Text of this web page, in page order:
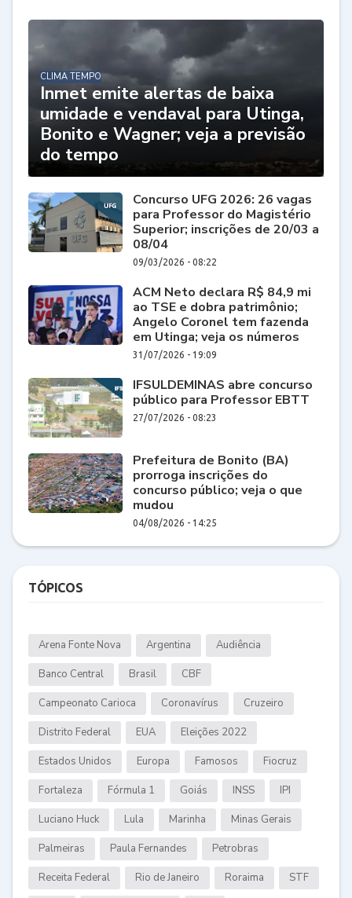
CLIMA TEMPO
Inmet emite alertas de baixa
umidade e vendaval para Utinga,
Bonito e Wagner; veja a previsão
do tempo
Concurso UFG 2026: 26 vagas
para Professor do Magistério
Superior; inscrições de 20/03 a
08/04
09/03/2026 - 08:22
ACM Neto declara R$ 84,9 mi
ao TSE e dobra patrimônio;
Angelo Coronel tem fazenda
em Utinga; veja os números
31/07/2026 - 19:09
IFSULDEMINAS abre concurso
público para Professor EBTT
27/07/2026 - 08:23
Prefeitura de Bonito (BA)
prorroga inscrições do
concurso público; veja o que
mudou
04/08/2026 - 14:25
TÓPICOS
Arena Fonte Nova Argentina Audiência
Banco Central Brasil CBF
Campeonato Carioca Coronavírus Cruzeiro
Distrito Federal EUA Eleições 2022
Estados Unidos Europa Famosos Fiocruz
Fortaleza Fórmula 1 Goiás INSS IPI
Luciano Huck Lula Marinha Minas Gerais
Palmeiras Paula Fernandes Petrobras
Receita Federal Rio de Janeiro Roraima STF